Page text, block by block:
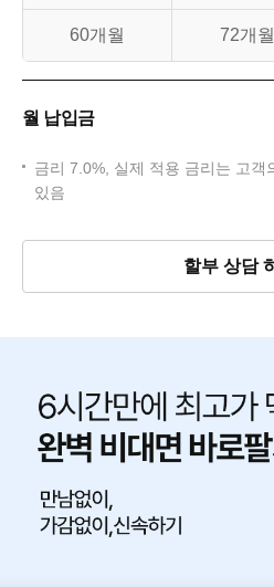
60개월 72개월
월 납입금
금리 7.0%, 실제 적용 금리는 고객
있음
할부 상담